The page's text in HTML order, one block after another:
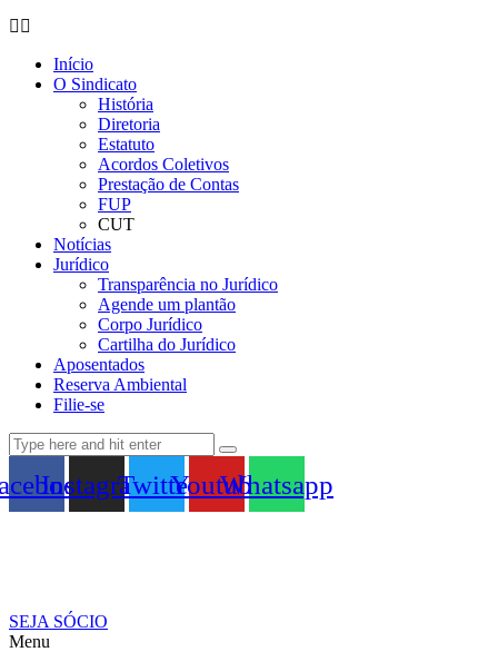
Início
O Sindicato
História
Diretoria
Estatuto
Acordos Coletivos
Prestação de Contas
FUP
CUT
Notícias
Jurídico
Transparência no Jurídico
Agende um plantão
Corpo Jurídico
Cartilha do Jurídico
Aposentados
Reserva Ambiental
Filie-se
InstagramTwitterYoutubeWhatsapp
SEJA SÓCIO
Menu